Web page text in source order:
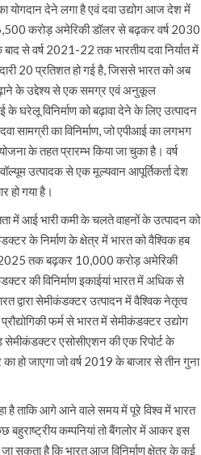
देने लगा है एवं दवा उद्योग आज देश में
करोड़ अमेरिकी डॉलर से बढ़कर वर्ष 2030
से वर्ष 2021-22 तक भारतीय दवा निर्यात में
20 प्रतिशत हो गई है, जिससे भारत को अब
के उद्देश्य से एक समग्र एवं अनुकूल
घरेलू विनिर्माण को बढ़ावा देने के लिए उत्पादन
सामग्री का विनिर्माण, जो एपीआई का लगभग
के तहत प्रारम्भ किया जा चुका है। वर्ष
उत्पादक से एक मूल्यवान आपूर्तिकर्ता देश
हो गया है।
में आई भारी कमी के चलते वाहनों के उत्पादन को
के निर्माण के क्षेत्र में भारत को वैश्विक हब
2025 तक बढ़कर 10,000 करोड़ अमेरिकी
की विनिर्माण इकाईयां भारत में अधिक से
द्वारा सेमीकंडक्टर उत्पादन में वैश्विक नेतृत्व
फर्म से भारत में सेमीकंडक्टर उद्योग
सेमीकंडक्टर एसोसीएशन की एक रिपोर्ट के
जाएगा जो वर्ष 2019 के बाजार से तीन गुना
है ताकि आगे आने वाले समय में पूरे विश्व में भारत
बहुराष्ट्रीय कम्पनियां तो बैंगलोर में आकर इस
सकता है कि भारत आज विनिर्माण क्षेत्र के कई